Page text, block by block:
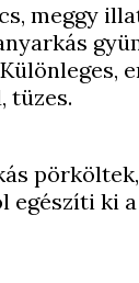
meggy
tüzes.
egészíti ki